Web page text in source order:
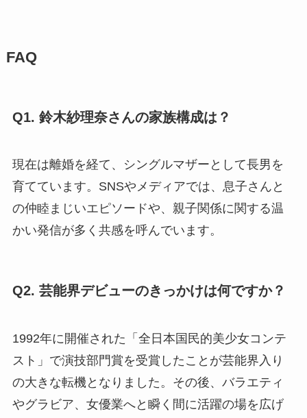
FAQ
Q1. 鈴木紗理奈さんの家族構成は？
現在は離婚を経て、シングルマザーとして長男を
育てています。SNSやメディアでは、息子さんと
の仲睦まじいエピソードや、親子関係に関する温
かい発信が多く共感を呼んでいます。
Q2. 芸能界デビューのきっかけは何ですか？
1992年に開催された「全日本国民的美少女コンテ
スト」で演技部門賞を受賞したことが芸能界入り
の大きな転機となりました。その後、バラエティ
やグラビア、女優業へと瞬く間に活躍の場を広げ